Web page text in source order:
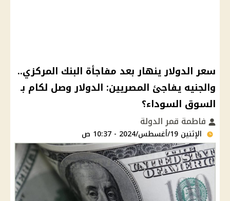
سعر الدولار ينهار بعد مفاجأة البنك المركزي..
والجنيه يفاجئ المصريين: الدولار وصل لكام بـ
السوق السوداء؟
فاطمة قمر الدولة
الإثنين 19/أغسطس/2024 - 10:37 ص